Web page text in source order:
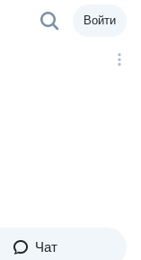
Войти
Чат